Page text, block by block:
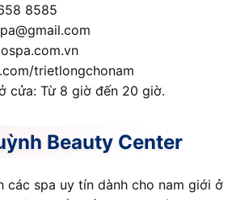
8585
trietlongchonam
cửa: Từ 8 giờ đến 20 giờ.
Beauty Center
các spa uy tín dành cho nam giới ở